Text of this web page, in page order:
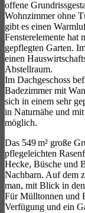
offene
Wohnzimmer ohne
gibt es einen
Fensterelemente hat
gepflegten Garten.
einen
Abstellraum.
Im Dachgeschoss
Badezimmer mit
sich in einem sehr
in Naturnähe und
möglich.
Das 549 m² große
pflegeleichten
Hecke, Büsche und
Nachbarn. Auf dem
man, mit Blick in den
Für Mülltonnen und
Verfügung und ein